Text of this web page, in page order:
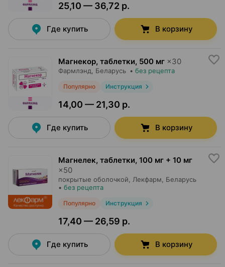
25,10 — 36,72 р.
Где купить В корзину
Магнекор, таблетки, 500 мг ×30
Фармлэнд , Беларусь • без рецепта
Популярно Инструкция
14,00 — 21,30 р.
Где купить В корзину
Магнелек, таблетки, 100 мг + 10 мг
×50
покрытые оболочкой, Лекфарм , Беларусь
• без рецепта
Популярно Инструкция
17,40 — 26,59 р.
Где купить В корзину